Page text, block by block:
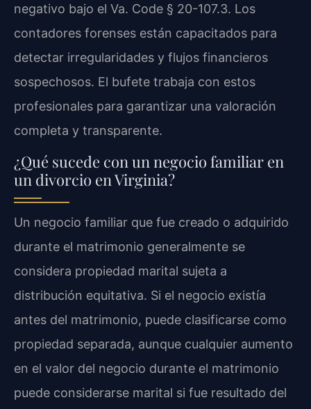
negativo bajo el Va. Code § 20-107.3. Los
contadores forenses están capacitados para
detectar irregularidades y flujos financieros
sospechosos. El bufete trabaja con estos
profesionales para garantizar una valoración
completa y transparente.
¿Qué sucede con un negocio familiar en
un divorcio en Virginia?
Un negocio familiar que fue creado o adquirido
durante el matrimonio generalmente se
considera propiedad marital sujeta a
distribución equitativa. Si el negocio existía
antes del matrimonio, puede clasificarse como
propiedad separada, aunque cualquier aumento
en el valor del negocio durante el matrimonio
puede considerarse marital si fue resultado del